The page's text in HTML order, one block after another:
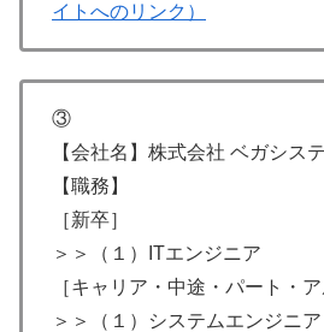
イトへのリンク）
③
【会社名】株式会社 ベガシス
【職務】
［新卒］
＞＞（１）ITエンジニア
［キャリア・中途・パート・ア
＞＞（１）システムエンジニア